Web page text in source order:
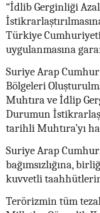
“İdlib Gerginliği
Türkiye Cumhuriyeti
uygulanmasına
Suriye Arap
Bölgeleri
Muhtıra ve İdlip
Durumun
tarihli Muhtıra’yı
Suriye Arap
bağımsızlığına,
kuvvetli
Terörizmin tüm